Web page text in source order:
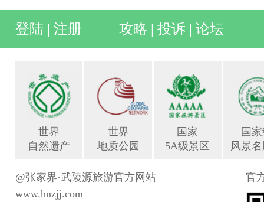
登陆| 注册 攻略 | 投诉| 论坛
世界
自然遗产
世界
地质公园
国家
5A级景区
国
风景
@张家界·武陵源旅游官方网站
www.hnzjj.com
官